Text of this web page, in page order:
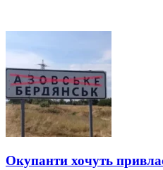
Окупанти хочуть